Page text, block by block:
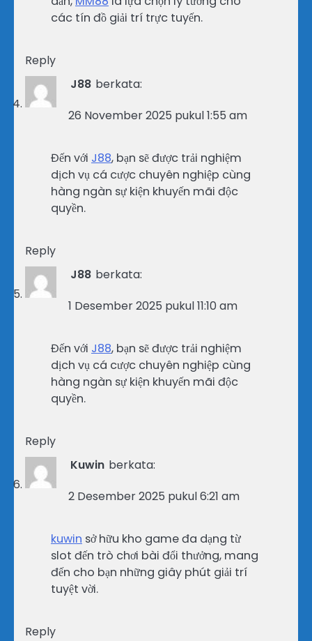
các tín đồ giải trí trực tuyến.
Reply
J88 berkata:
26 November 2025 pukul 1:55 am
Đến với J88, bạn sẽ được trải nghiệm
dịch vụ cá cược chuyên nghiệp cùng
hàng ngàn sự kiện khuyến mãi độc
quyền.
Reply
J88 berkata:
1 Desember 2025 pukul 11:10 am
Đến với J88, bạn sẽ được trải nghiệm
dịch vụ cá cược chuyên nghiệp cùng
hàng ngàn sự kiện khuyến mãi độc
quyền.
Reply
Kuwin berkata:
2 Desember 2025 pukul 6:21 am
kuwin sở hữu kho game đa dạng từ
slot đến trò chơi bài đổi thưởng, mang
đến cho bạn những giây phút giải trí
tuyệt vời.
Reply